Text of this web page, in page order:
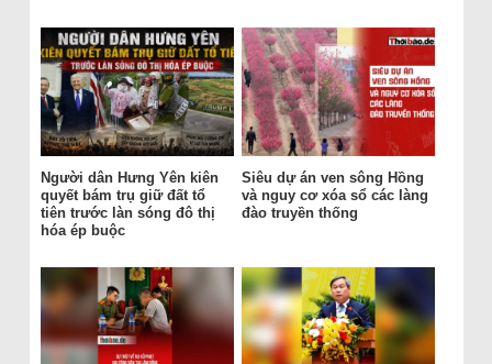
Người dân Hưng Yên kiên
quyết bám trụ giữ đất tổ
tiên trước làn sóng đô thị
hóa ép buộc
Siêu dự án ven sông Hồng
và nguy cơ xóa sổ các làng
đào truyền thống